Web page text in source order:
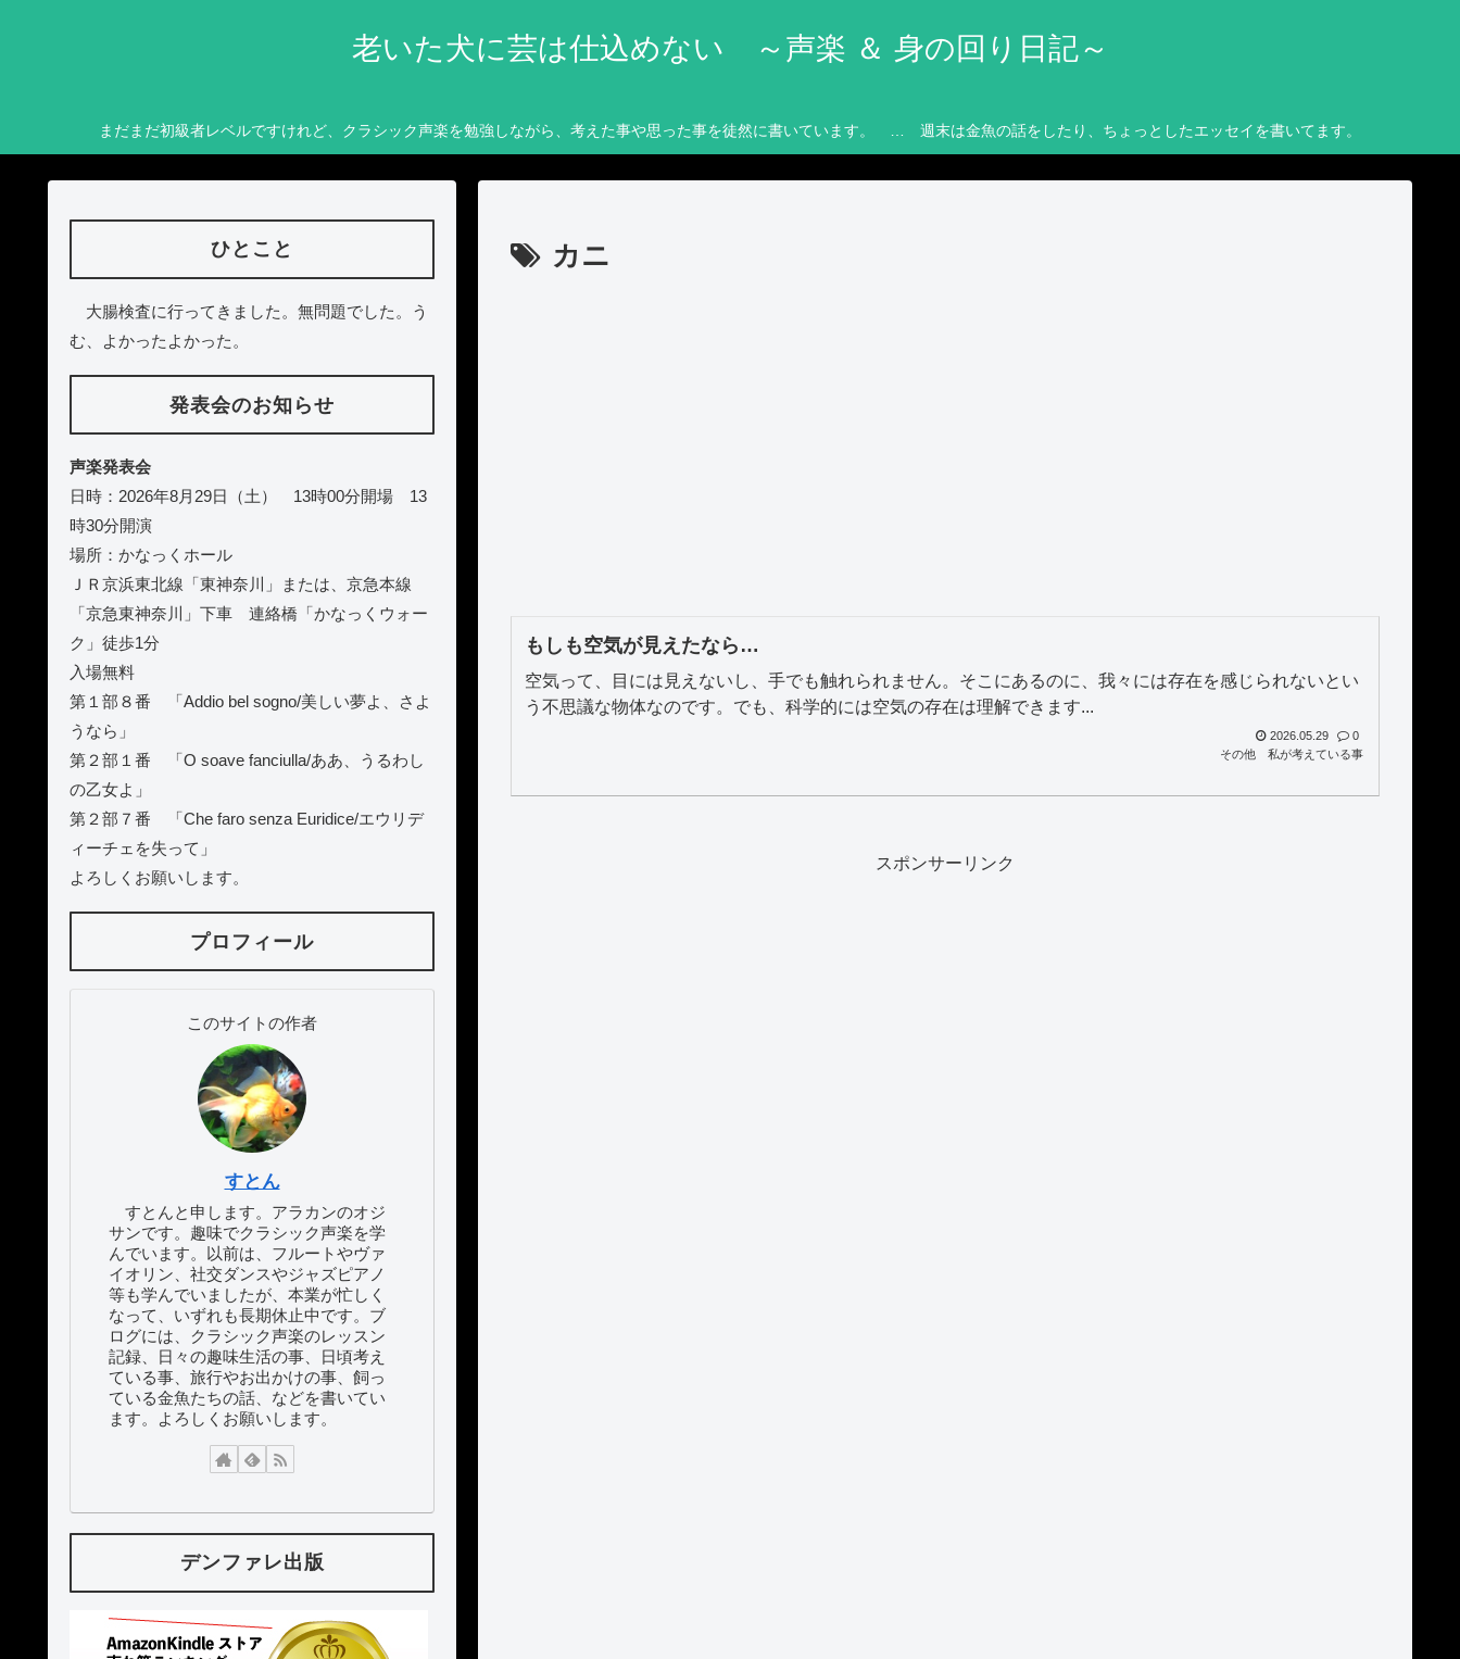
老いた犬に芸は仕込めない ～声楽 ＆ 身の回り日記～
まだまだ初級者レベルですけれど、クラシック声楽を勉強しながら、考えた事や思った事を徒然に書いています。 … 週末は金魚の話をしたり、ちょっとしたエッセイを書いてます。
カニ
もしも空気が見えたなら…
空気って、目には見えないし、手でも触れられません。そこにあるのに、我々には存在を感じられないとい
う不思議な物体なのです。でも、科学的には空気の存在は理解できます...
2026.05.29
0
その他
私が考えている事
スポンサーリンク
ひとこと
大腸検査に行ってきました。無問題でした。う
む、よかったよかった。
発表会のお知らせ
声楽発表会
日時：2026年8月29日（土） 13時00分開場 13
時30分開演
場所：かなっくホール
ＪＲ京浜東北線「東神奈川」または、京急本線
「京急東神奈川」下車 連絡橋「かなっくウォー
ク」徒歩1分
入場無料
第１部８番 「Addio bel sogno/美しい夢よ、さよ
うなら」
第２部１番 「O soave fanciulla/ああ、うるわし
の乙女よ」
第２部７番 「Che faro senza Euridice/エウリデ
ィーチェを失って」
よろしくお願いします。
プロフィール
このサイトの作者
すとん
すとんと申します。アラカンのオジ
サンです。趣味でクラシック声楽を学
んでいます。以前は、フルートやヴァ
イオリン、社交ダンスやジャズピアノ
等も学んでいましたが、本業が忙しく
なって、いずれも長期休止中です。ブ
ログには、クラシック声楽のレッスン
記録、日々の趣味生活の事、日頃考え
ている事、旅行やお出かけの事、飼っ
ている金魚たちの話、などを書いてい
ます。よろしくお願いします。
デンファレ出版